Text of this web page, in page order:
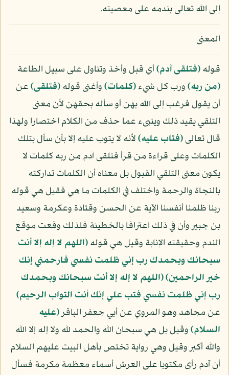
إلى الله تعالى بندمه على معصيته.
المعنى
قوله﴿فتلقى آدم﴾أي قبل وأخذ وتناول على سبيل الطاعة
﴿من ربه﴾ورب كل شيء﴿كلمات﴾وأغنى قوله﴿فتلقى﴾عن
أن يقول فرغب إلى الله بهن أو سأله بحقهن لأن معنى
التلقي يقيد ذلك وينبىء عما حذف من الكلام اختصارا ولهذا
قال تعالى﴿فتاب عليه﴾لأنه لا يتوب عليه إلا بأن سأل بتلك
الكلمات وعلى قراءة من قرأ فتلقى آدم من ربه كلمات لا
يكون معنى التلقي القبول بل معناه أن الكلمات تداركته
بالنجاة والرحمة واختلف في الكلمات ما هي فقيل هي قوله
ربنا ظلمنا أنفسنا الآية عن الحسن وقتادة وعكرمة وسعيد
بن جبير وأن في ذلك اعترافا بالخطيئة فلذلك وقعت موقع
الندم وحقيقته الإنابة وقيل هي قوله(اللهم لا إله إلا أنت
سبحانك وبحمدك رب إني ظلمت نفسي فارحمني إنك
خير الراحمين)(اللهم لا إله إلا أنت سبحانك وبحمدك
رب إني ظلمت نفسي فتب علي إنك أنت التواب الرحيم)
عن مجاهد وهو المروي عن أبي جعفر الباقر(عليه
السلام)وقيل بل هي سبحان الله والحمد لله ولا إله إلا الله
والله أكبر وقيل وهي رواية تختص بأهل البيت عليهم السلام
أن آدم رأى مكتوبا على العرش أسماء معظمة مكرمة فسأل